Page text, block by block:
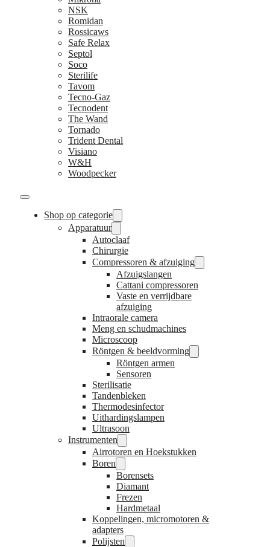
NSK
Romidan
Rossicaws
Safe Relax
Septol
Soco
Sterilife
Tavom
Tecno-Gaz
Tecnodent
The Wand
Tornado
Trident Dental
Visiano
W&H
Woodpecker
Shop op categorie
Apparatuur
Autoclaaf
Chirurgie
Compressoren & afzuiging
Afzuigslangen
Cattani compressoren
Vaste en verrijdbare
afzuiging
Intraorale camera
Meng en schudmachines
Microscoop
Röntgen & beeldvorming
Röntgen armen
Sensoren
Sterilisatie
Tandenbleken
Thermodesinfector
Uithardingslampen
Ultrasoon
Instrumenten
Airrotoren en Hoekstukken
Boren
Borensets
Diamant
Frezen
Hardmetaal
Koppelingen, micromotoren &
adapters
Polijsten